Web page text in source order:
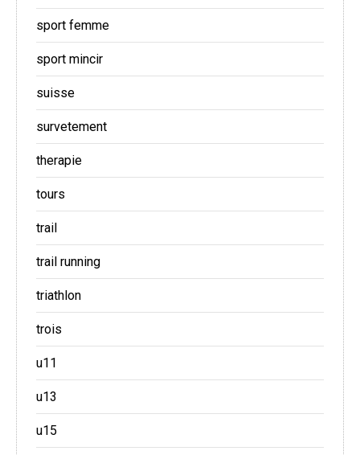
sport femme
sport mincir
suisse
survetement
therapie
tours
trail
trail running
triathlon
trois
u11
u13
u15